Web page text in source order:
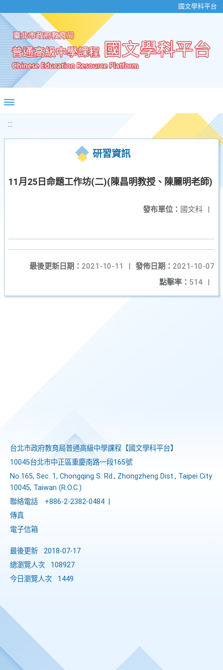
國文學科平台
:::
研習資訊
11月25日命題工作坊(二)(陳昌明教授、陳麗明老師)
發布單位： 國文科 |
發佈日期： 2021-10-07
最後更新日期： 2021-10-11
|
點擊率： 514 |
台北市政府教育局普通高級中學課程​【​國文學科平台】
10045台北市中正區重慶南路一段165號
No.165, Sec. 1, Chongqing S. Rd., Zhongzheng Dist., Taipei City
10045, Taiwan (R.O.C.)
聯絡電話
+886-2-2382-0484
傳真
電子信箱
最後更新
2018-07-17
總瀏覽人次
108927
今日瀏覽人次
1449